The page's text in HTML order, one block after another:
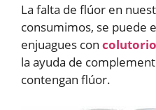
La falta de flúor en
consumimos, se puede
enjuagues con
la ayuda de
contengan flúor.